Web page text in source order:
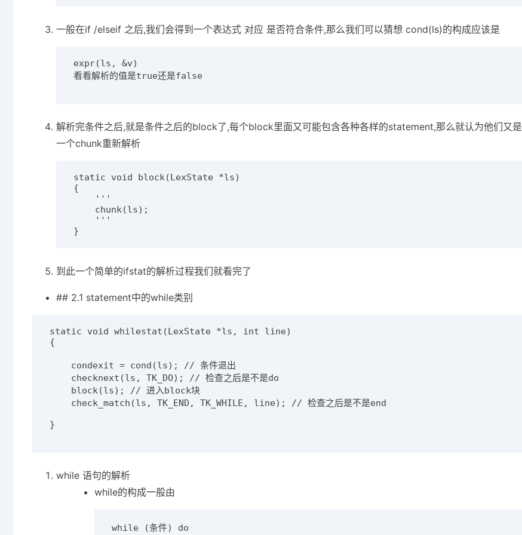
一般在if /elseif 之后,我们会得到一个表达式 对应 是否符合条件,那么我们可以猜想 cond(ls)的构成应该是
expr(ls, &v)
看看解析的值是true还是false
解析完条件之后,就是条件之后的block了,每个block里面又可能包含各种各样的statement,那么就认为他们又是
一个chunk重新解析
static void block(LexState *ls)
{
    '''
    chunk(ls);
    '''
到此一个简单的ifstat的解析过程我们就看完了
## 2.1 statement中的while类别
static void whilestat(LexState *ls, int line)
{
    condexit = cond(ls); // 条件退出
    checknext(ls, TK_DO); // 检查之后是不是do
    block(ls); // 进入block块
    check_match(ls, TK_END, TK_WHILE, line); // 检查之后是不是end
}
while 语句的解析
while的构成一般由
while (条件) do